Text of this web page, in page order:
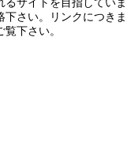
サイトを目指してい
さい。リンクにつき
覧下さい。